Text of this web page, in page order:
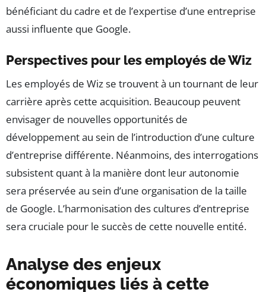
bénéficiant du cadre et de l’expertise d’une entreprise
aussi influente que Google.
Perspectives pour les employés de Wiz
Les employés de Wiz se trouvent à un tournant de leur
carrière après cette acquisition. Beaucoup peuvent
envisager de nouvelles opportunités de
développement au sein de l’introduction d’une culture
d’entreprise différente. Néanmoins, des interrogations
subsistent quant à la manière dont leur autonomie
sera préservée au sein d’une organisation de la taille
de Google. L’harmonisation des cultures d’entreprise
sera cruciale pour le succès de cette nouvelle entité.
Analyse des enjeux
économiques liés à cette